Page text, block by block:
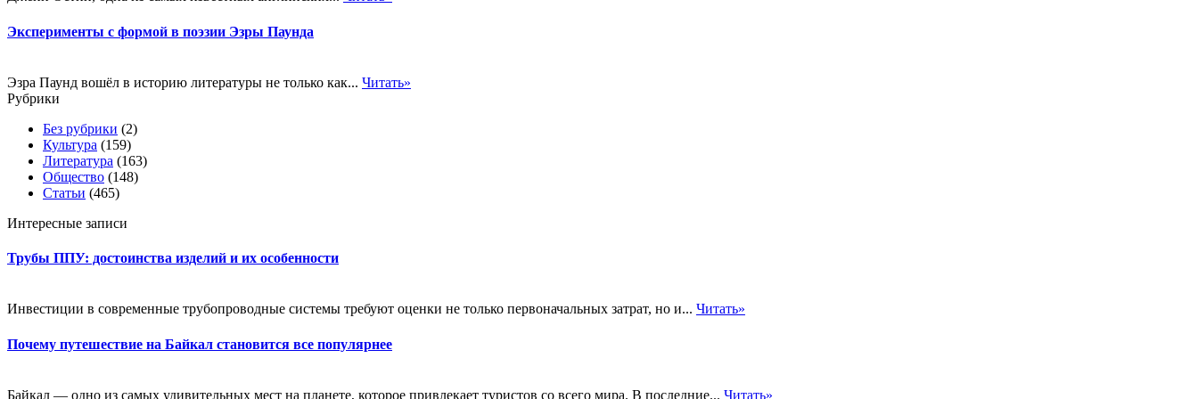
Эксперименты с формой в поэзии Эзры Паунда
Эзра Паунд вошёл в историю литературы не только как... Читать»
Рубрики
Без рубрики (2)
Культура (159)
Литература (163)
Общество (148)
Статьи (465)
Интересные записи
Трубы ППУ: достоинства изделий и их особенности
Инвестиции в современные трубопроводные системы требуют оценки не только первоначальных затрат, но и... Читать»
Почему путешествие на Байкал становится все популярнее
Байкал — одно из самых удивительных мест на планете, которое привлекает туристов со всего мира. В последние... Читать»